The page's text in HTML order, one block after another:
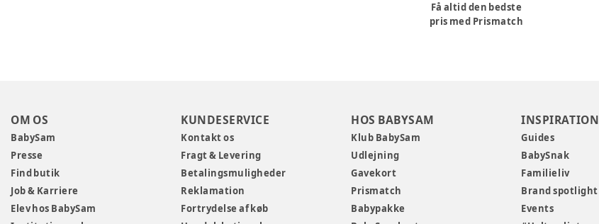
Få altid den bedste
pris med Prismatch
OM OS
BabySam
Presse
Find butik
Job & Karriere
Elev hos BabySam
KUNDESERVICE
Kontakt os
Fragt & Levering
Betalingsmuligheder
Reklamation
Fortrydelse af køb
HOS BABYSAM
Klub BabySam
Udlejning
Gavekort
Prismatch
Babypakke
INSPIRATION
Guides
BabySnak
Familieliv
Brand spotlight
Events